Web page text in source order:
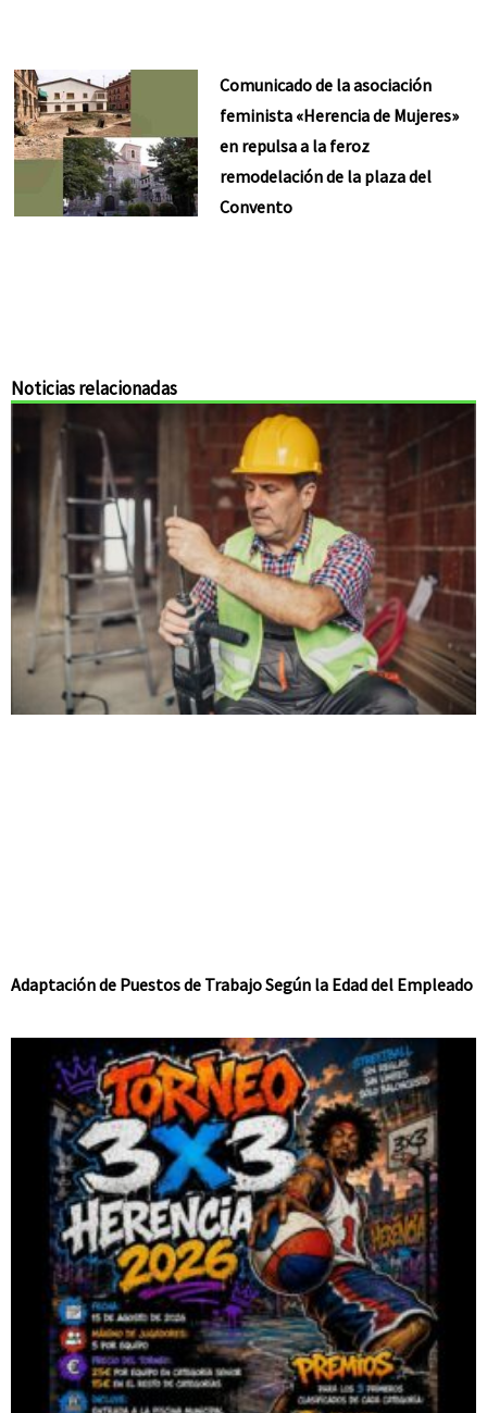
Comunicado de la asociación
feminista «Herencia de Mujeres»
en repulsa a la feroz
remodelación de la plaza del
Convento
Noticias relacionadas
Adaptación de Puestos de Trabajo Según la Edad del Empleado